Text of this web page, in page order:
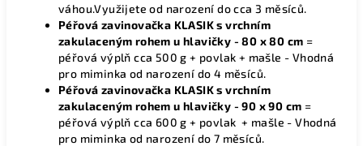
váhou.Využijete od narození do cca 3 měsíců.
Péřová zavinovačka KLASIK s vrchním
zakulaceným rohem u hlavičky - 80 x 80 cm =
péřová výplň cca 500 g + povlak + mašle - Vhodná
pro miminka od narození do 4 měsíců.
Péřová zavinovačka KLASIK s vrchním
zakulaceným rohem u hlavičky - 90 x 90 cm =
péřová výplň cca 600 g + povlak + mašle - Vhodná
pro miminka od narození do 7 měsíců.